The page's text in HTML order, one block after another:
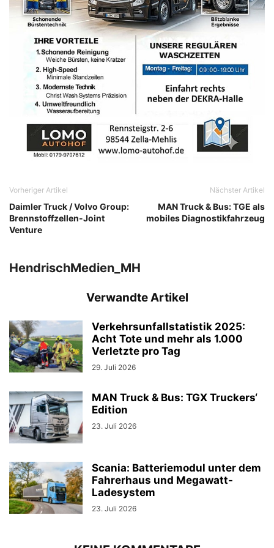
Vorheriger Artikel
Daimler Truck / Volvo Group:
Brennstoffzellen-Joint
Venture
Nächster Artikel
MAN Truck & Bus: TGE als
mobiles Diagnostikfahrzeug
HendrischMedien_MH
Verwandte Artikel
Verkehrsunfallstatistik 2025:
Acht Tote und mehr als 1.000
Verletzte pro Tag
29. Juli 2026
MAN Truck & Bus: TGX Truckers‘
Edition
23. Juli 2026
Scania: Batteriemodul unter dem
Fahrerhaus und Megawatt-
Ladesystem
23. Juli 2026